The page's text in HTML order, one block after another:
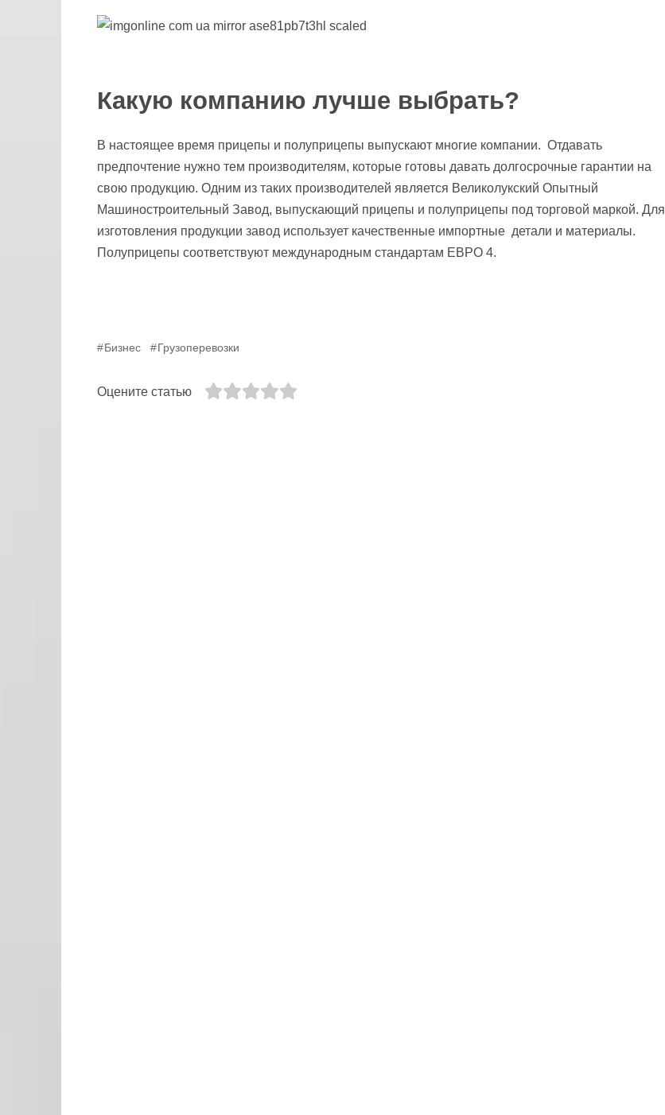
Какую компанию лучше выбрать?
В настоящее время прицепы и полуприцепы выпускают многие компании. Отдавать
предпочтение нужно тем производителям, которые готовы давать долгосрочные гарантии на
свою продукцию. Одним из таких производителей является Великолукский Опытный
Машиностроительный Завод, выпускающий прицепы и полуприцепы под торговой маркой. Для
изготовления продукции завод использует качественные импортные детали и материалы.
Полуприцепы соответствуют международным стандартам ЕВРО 4.
Бизнес Грузоперевозки
Оцените статью